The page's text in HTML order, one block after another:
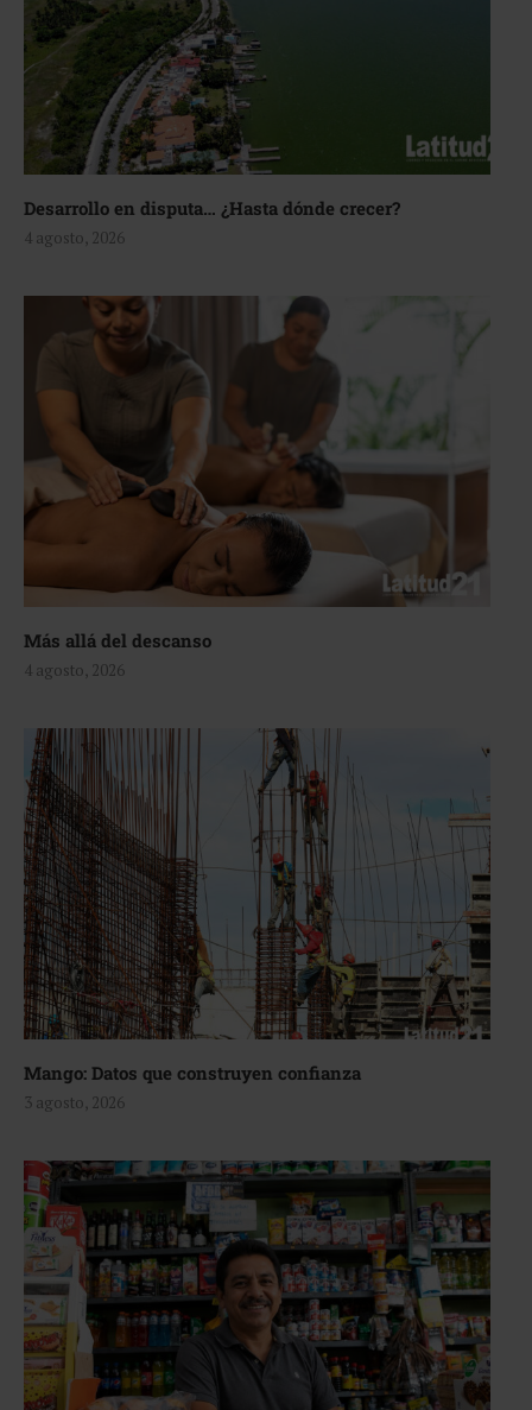
Desarrollo en disputa… ¿Hasta dónde crecer?
4 agosto, 2026
Más allá del descanso
4 agosto, 2026
Mango: Datos que construyen confianza
3 agosto, 2026